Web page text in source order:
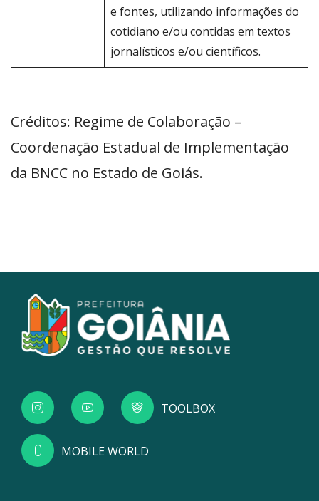
e fontes, utilizando informações do
cotidiano e/ou contidas em textos
jornalísticos e/ou científicos.
Créditos: Regime de Colaboração –
Coordenação Estadual de Implementação
da BNCC no Estado de Goiás.
TOOLBOX
MOBILE WORLD